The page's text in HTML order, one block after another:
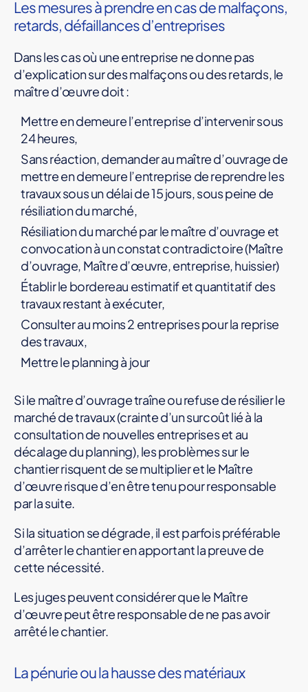
Les mesures à prendre en cas de malfaçons,
retards, défaillances d’entreprises
Dans les cas où une entreprise ne donne pas
d’explication sur des malfaçons ou des retards, le
maître d’œuvre doit :
Mettre en demeure l’entreprise d’intervenir sous
24 heures,
Sans réaction, demander au maître d’ouvrage de
mettre en demeure l’entreprise de reprendre les
travaux sous un délai de 15 jours, sous peine de
résiliation du marché,
Résiliation du marché par le maître d’ouvrage et
convocation à un constat contradictoire (Maître
d’ouvrage, Maître d’œuvre, entreprise, huissier)
Établir le bordereau estimatif et quantitatif des
travaux restant à exécuter,
Consulter au moins 2 entreprises pour la reprise
des travaux,
Mettre le planning à jour
Si le maître d’ouvrage traîne ou refuse de résilier le
marché de travaux (crainte d’un surcoût lié à la
consultation de nouvelles entreprises et au
décalage du planning), les problèmes sur le
chantier risquent de se multiplier et le Maître
d’œuvre risque d’en être tenu pour responsable
par la suite.
Si la situation se dégrade, il est parfois préférable
d’arrêter le chantier en apportant la preuve de
cette nécessité.
Les juges peuvent considérer que le Maître
d’œuvre peut être responsable de ne pas avoir
arrêté le chantier.
La pénurie ou la hausse des matériaux